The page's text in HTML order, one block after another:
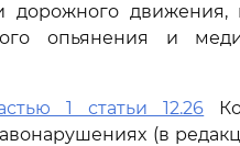
дорожного движения,
опьянения и
1 статьи 12.26
(в